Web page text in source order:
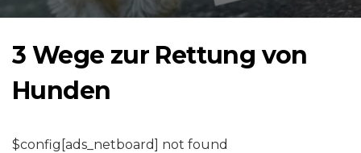
3 Wege zur Rettung von
Hunden
$config[ads_netboard] not found